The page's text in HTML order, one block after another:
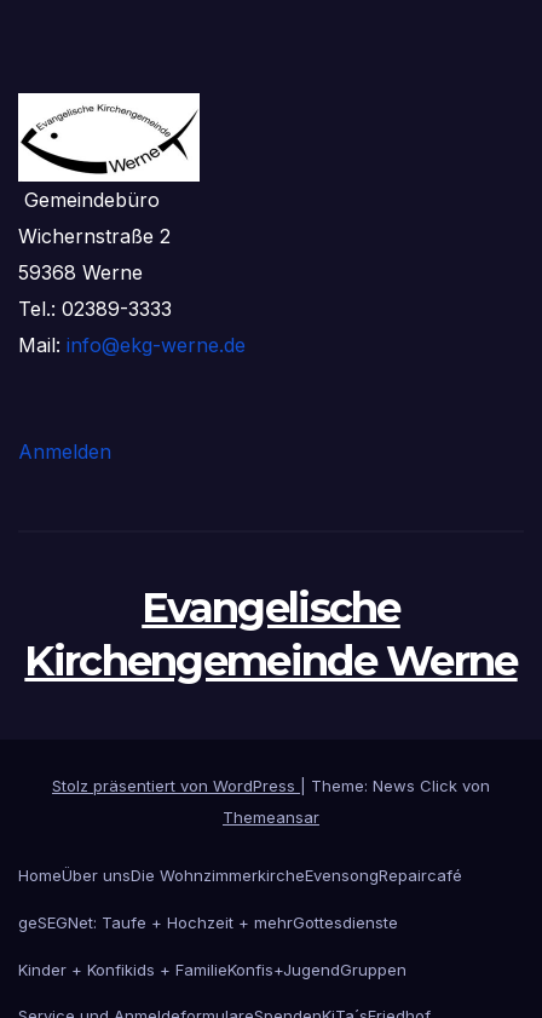
Gemeindebüro
Wichernstraße 2
59368 Werne
Tel.: 02389-3333
Mail: info@ekg-werne.de
Anmelden
Evangelische
Kirchengemeinde Werne
Stolz präsentiert von WordPress
Theme: News Click von
Themeansar
HomeÜber unsDie WohnzimmerkircheEvensongRepaircafé
geSEGNet: Taufe + Hochzeit + mehrGottesdienste
Kinder + Konfikids + FamilieKonfis+JugendGruppen